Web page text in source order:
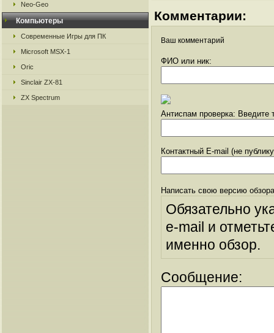
Neo-Geo
Компьютеры
Современные Игры для ПК
Microsoft MSX-1
Oric
Sinclair ZX-81
ZX Spectrum
Комментарии:
Ваш комментарий
ФИО или ник:
Антиспам проверка: Введите
Контактный E-mail (не
Написать свою версию
Обязательно
e-mail и
именно обзор.
Сообщение: